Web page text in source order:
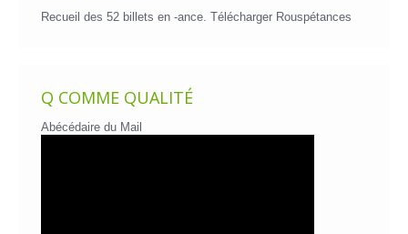
Recueil des 52 billets en -ance. Télécharger Rouspétances
Q COMME QUALITÉ
Abécédaire du Mail